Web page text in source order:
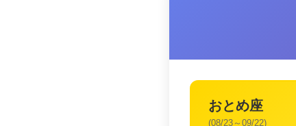
おとめ座
(08/23～09/22)